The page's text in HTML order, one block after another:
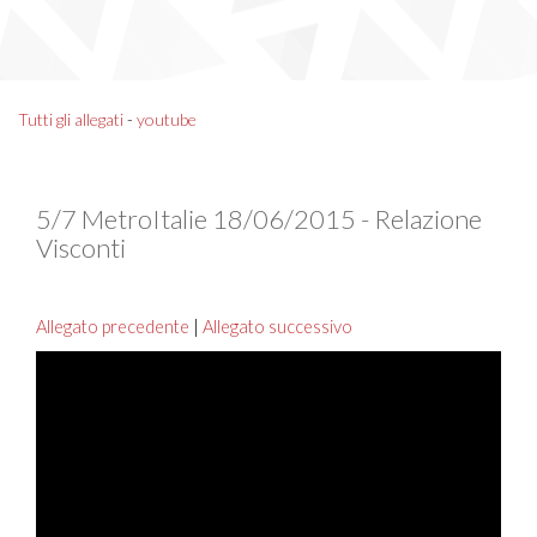
Tutti gli allegati- youtube
5/7 MetroItalie 18/06/2015 - Relazione
Visconti
Allegato precedente | Allegato successivo